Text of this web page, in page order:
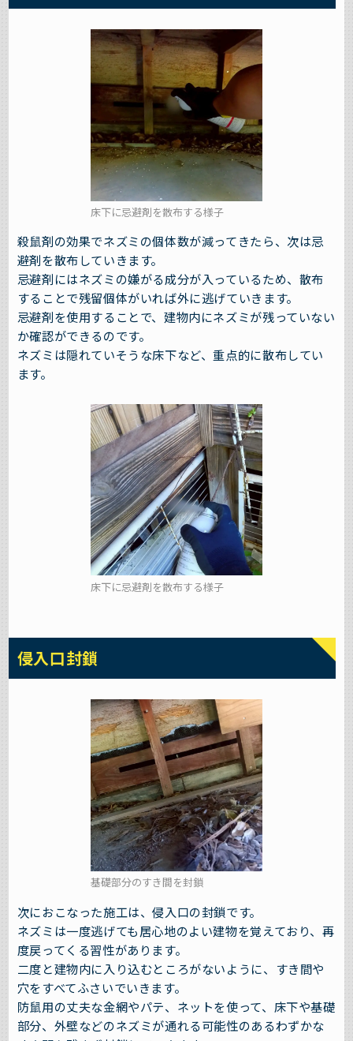
床下に忌避剤を散布する様子
殺鼠剤の効果でネズミの個体数が減ってきたら、次は忌
避剤を散布していきます。
忌避剤にはネズミの嫌がる成分が入っているため、散布
することで残留個体がいれば外に逃げていきます。
忌避剤を使用することで、建物内にネズミが残っていない
か確認ができるのです。
ネズミは隠れていそうな床下など、重点的に散布してい
ます。
床下に忌避剤を散布する様子
侵入口封鎖
基礎部分のすき間を封鎖
次におこなった施工は、侵入口の封鎖です。
ネズミは一度逃げても居心地のよい建物を覚えており、再
度戻ってくる習性があります。
二度と建物内に入り込むところがないように、すき間や
穴をすべてふさいでいきます。
防鼠用の丈夫な金網やパテ、ネットを使って、床下や基礎
部分、外壁などのネズミが通れる可能性のあるわずかな